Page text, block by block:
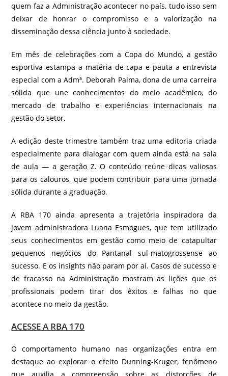
quem faz a Administração acontecer no país, tudo isso sem
deixar de honrar o compromisso e a valorização na
disseminação dessa ciência junto à sociedade.
Em mês de celebrações com a Copa do Mundo, a gestão
esportiva estampa a matéria de capa e pauta a entrevista
especial com a Admª. Deborah Palma, dona de uma carreira
sólida que une conhecimentos do meio acadêmico, do
mercado de trabalho e experiências internacionais na
gestão do setor.
A edição deste trimestre também traz uma editoria criada
especialmente para dialogar com quem ainda está na sala
de aula — a geração Z. O conteúdo reúne dicas valiosas
para os calouros, que podem contribuir para uma jornada
sólida durante a graduação.
A RBA 170 ainda apresenta a trajetória inspiradora da
jovem administradora Luana Esmogues, que tem utilizado
seus conhecimentos em gestão como meio de catapultar
pequenos negócios do Pantanal sul-matogrossense ao
sucesso. E os insights não param por aí. Casos de sucesso e
de fracasso na Administração mostram as lições que os
profissionais podem tirar dos êxitos e falhas no que
acontece no meio da gestão.
ACESSE A RBA 170
O comportamento humano nas organizações entra em
destaque ao explorar o efeito Dunning-Kruger, fenômeno